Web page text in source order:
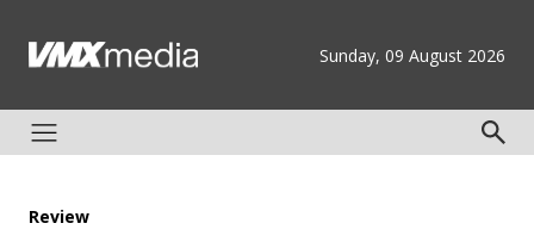
Sunday, 09 August 2026
Review